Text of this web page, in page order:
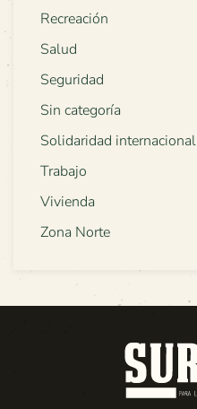
Recreación
Salud
Seguridad
Sin categoría
Solidaridad internacional
Trabajo
Vivienda
Zona Norte